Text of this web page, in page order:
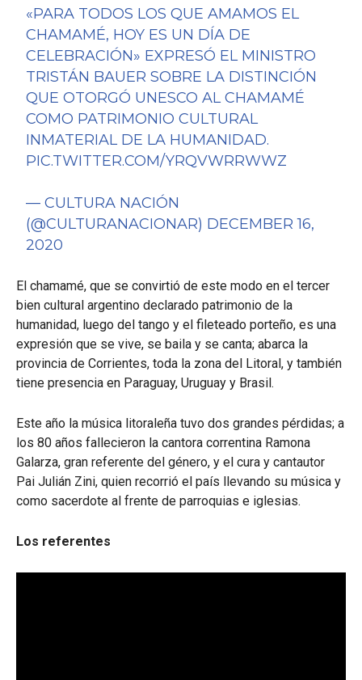
«PARA TODOS LOS QUE AMAMOS EL
CHAMAMÉ, HOY ES UN DÍA DE
CELEBRACIÓN» EXPRESÓ EL MINISTRO
TRISTÁN BAUER SOBRE LA DISTINCIÓN
QUE OTORGÓ UNESCO AL CHAMAMÉ
COMO PATRIMONIO CULTURAL
INMATERIAL DE LA HUMANIDAD.
PIC.TWITTER.COM/YRQVWRRWWZ
— CULTURA NACIÓN
(@CULTURANACIONAR) DECEMBER 16,
2020
El chamamé, que se convirtió de este modo en el tercer
bien cultural argentino declarado patrimonio de la
humanidad, luego del tango y el fileteado porteño, es una
expresión que se vive, se baila y se canta; abarca la
provincia de Corrientes, toda la zona del Litoral, y también
tiene presencia en Paraguay, Uruguay y Brasil.
Este año la música litoraleña tuvo dos grandes pérdidas; a
los 80 años fallecieron la cantora correntina Ramona
Galarza, gran referente del género, y el cura y cantautor
Pai Julián Zini, quien recorrió el país llevando su música y
como sacerdote al frente de parroquias e iglesias.
Los referentes